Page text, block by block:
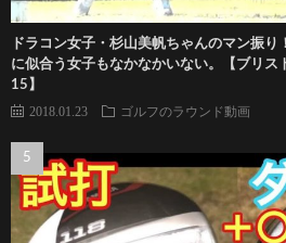
ドラコン女子・杉山美帆ちゃんのマン振
に似合う女子もなかなかいない。【ブリス
15】
2018.01.23 ゴルフのラウンド動画